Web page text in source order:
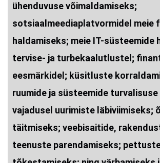
ühenduvuse võimaldamiseks;
sotsiaalmeediaplatvormidel meie
haldamiseks; meie IT-süsteemide
tervise- ja turbekaalutlustel;
eesmärkidel; küsitluste
ruumide ja süsteemide
vajadusel uurimiste läbiviimiseks;
täitmiseks; veebisaitide,
teenuste parendamiseks;